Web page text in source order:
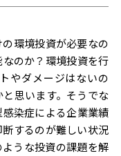
環境投資が必要なの
のか？環境投資を行
やダメージはないの
思います。そうでな
染症による企業業績
するのが難しい状況
うな投資の課題を解